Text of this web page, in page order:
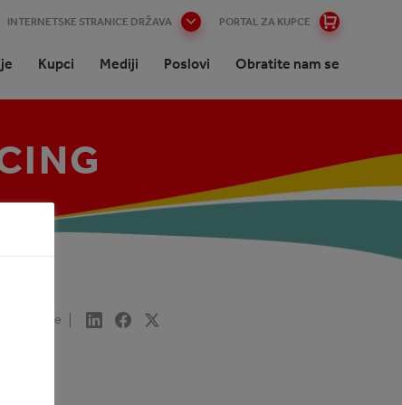
INTERNETSKE STRANICE DRŽAVA PORTAL ZA KUPCE
Kupci Mediji Poslovi Obratite nam se
Share